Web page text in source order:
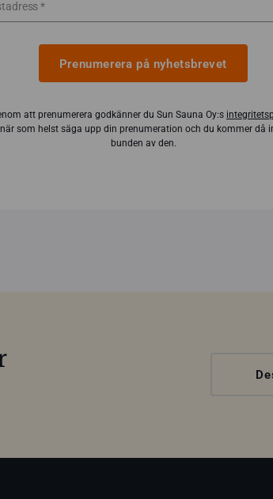
Prenumerera på nyhetsbrevet
att prenumerera godkänner du Sun Sauna Oy:s
när som helst säga upp din prenumeration och du kommer då
bunden av den.